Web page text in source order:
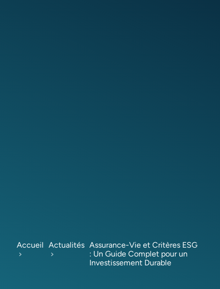
Accueil Actualités Assurance-Vie et Critères ESG
: Un Guide Complet pour un
Investissement Durable